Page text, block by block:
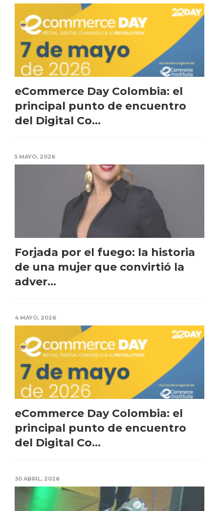
eCommerce Day Colombia: el
principal punto de encuentro
del Digital Co...
5 MAYO, 2026
Forjada por el fuego: la historia
de una mujer que convirtió la
adver...
4 MAYO, 2026
eCommerce Day Colombia: el
principal punto de encuentro
del Digital Co...
30 ABRIL, 2026